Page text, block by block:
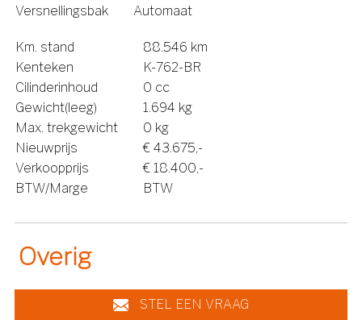
Versnellingsbak
Automaat
Km. stand
88.546 km
Kenteken
K-762-BR
Cilinderinhoud
0 cc
Gewicht(leeg)
1.694 kg
Max. trekgewicht
0 kg
Nieuwprijs
€ 43.675,-
Verkoopprijs
€ 18.400,-
BTW/Marge
BTW
Overig
STEL EEN VRAAG